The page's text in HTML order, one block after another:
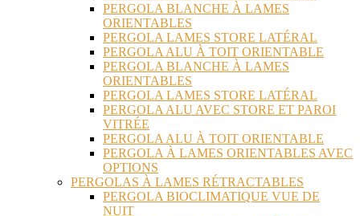
PERGOLA BLANCHE À LAMES
ORIENTABLES
PERGOLA LAMES STORE LATÉRAL
PERGOLA ALU À TOIT ORIENTABLE
PERGOLA BLANCHE À LAMES
ORIENTABLES
PERGOLA LAMES STORE LATÉRAL
PERGOLA ALU AVEC STORE ET PAROI
VITRÉE
PERGOLA ALU À TOIT ORIENTABLE
PERGOLA À LAMES ORIENTABLES AVEC
OPTIONS
PERGOLAS À LAMES RÉTRACTABLES
PERGOLA BIOCLIMATIQUE VUE DE
NUIT